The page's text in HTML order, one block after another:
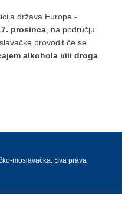
država Europe -
prosinca , na području
provodit će se
alkohola i/ili droga
moslavačka. Sva prava